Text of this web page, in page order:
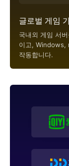
글로벌 게임
국내외 게임 서
이고, Windows,
작동합니다.